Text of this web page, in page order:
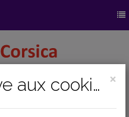
×
Politique relative aux cookies